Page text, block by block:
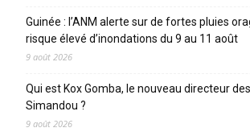
Guinée : l’ANM alerte sur de fortes pluies
risque élevé d’inondations du 9 au 11 août
9 août 2026
Qui est Kox Gomba, le nouveau directeur
Simandou ?
9 août 2026